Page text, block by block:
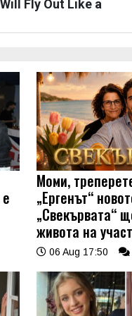
Fly Out Like a
Моми,
„Ергенът“
„Свекървата“
живота на
06 Aug 17:50